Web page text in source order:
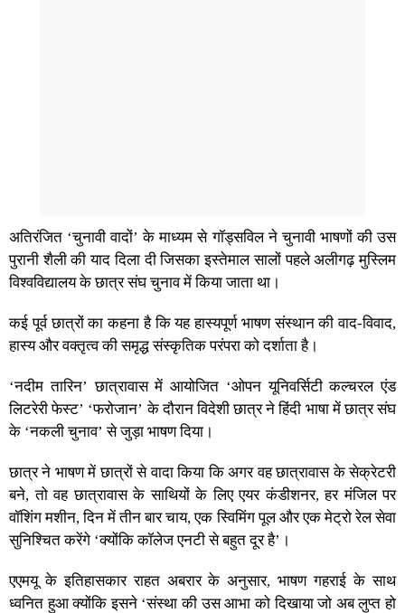
अतिरंजित ‘चुनावी वादों’ के माध्यम से गॉड्सविल ने चुनावी भाषणों की उस
पुरानी शैली की याद दिला दी जिसका इस्तेमाल सालों पहले अलीगढ़ मुस्लिम
विश्वविद्यालय के छात्र संघ चुनाव में किया जाता था।
कई पूर्व छात्रों का कहना है कि यह हास्यपूर्ण भाषण संस्थान की वाद-विवाद,
हास्य और वक्तृत्व की समृद्ध संस्कृतिक परंपरा को दर्शाता है।
‘नदीम तारिन’ छात्रावास में आयोजित ‘ओपन यूनिवर्सिटी कल्चरल एंड
लिटरेरी फेस्ट’ ‘फरोजान’ के दौरान विदेशी छात्र ने हिंदी भाषा में छात्र संघ
के ‘नकली चुनाव’ से जुड़ा भाषण दिया।
छात्र ने भाषण में छात्रों से वादा किया कि अगर वह छात्रावास के सेक्रेटरी
बने, तो वह छात्रावास के साथियों के लिए एयर कंडीशनर, हर मंजिल पर
वॉशिंग मशीन, दिन में तीन बार चाय, एक स्विमिंग पूल और एक मेट्रो रेल सेवा
सुनिश्चित करेंगे ‘क्योंकि कॉलेज एनटी से बहुत दूर है’।
एएमयू के इतिहासकार राहत अबरार के अनुसार, भाषण गहराई के साथ
ध्वनित हुआ क्योंकि इसने ‘संस्था की उस आभा को दिखाया जो अब लुप्त हो